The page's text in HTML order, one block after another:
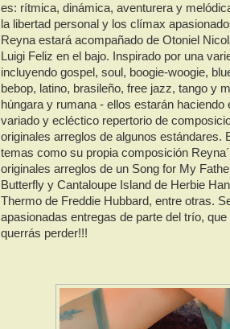
es: rítmica, dinámica, aventurera y
la libertad personal y los clímax
Reyna estará acompañado de Otoniel
Luigi Feliz en el bajo. Inspirado por una
incluyendo gospel, soul, boogie-woogie,
bebop, latino, brasileño, free jazz, tango y
húngara y rumana - ellos estarán haciendo
variado y ecléctico repertorio de
originales arreglos de algunos estándares.
temas como su propia composición
originales arreglos de un Song for My
Butterfly y Cantaloupe Island de Herbie
Thermo de Freddie Hubbard, entre otras.
apasionadas entregas de parte del trío,
querrás perder!!!